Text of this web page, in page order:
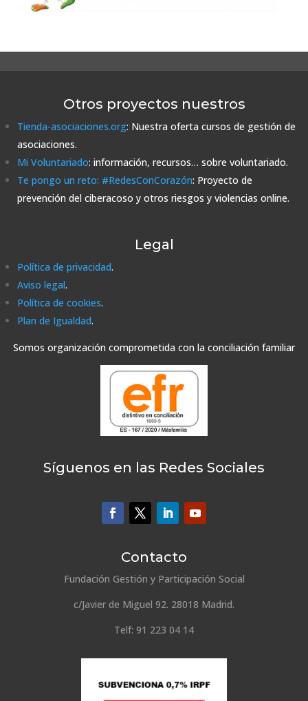
Otros proyectos nuestros
Tienda-asociaciones.org: Nuestra oferta cursos de gestión de
asociaciones.
Mi Voluntariado: información, recursos… sobre voluntariado.
Te pongo un reto: #RedesConCorazón: Proyecto de
prevención del ciberacoso y otros riesgos y violencias online.
Legal
Política de privacidad.
Aviso legal.
Política de cookies.
Plan de Igualdad.
Somos organización comprometida con la conciliación familiar
Síguenos en las Redes Sociales
Contacto
Fundación Gestión y Participación Social
c/Javier de Miguel 92. 28018 Madrid.
Telf: 91 223 04 14